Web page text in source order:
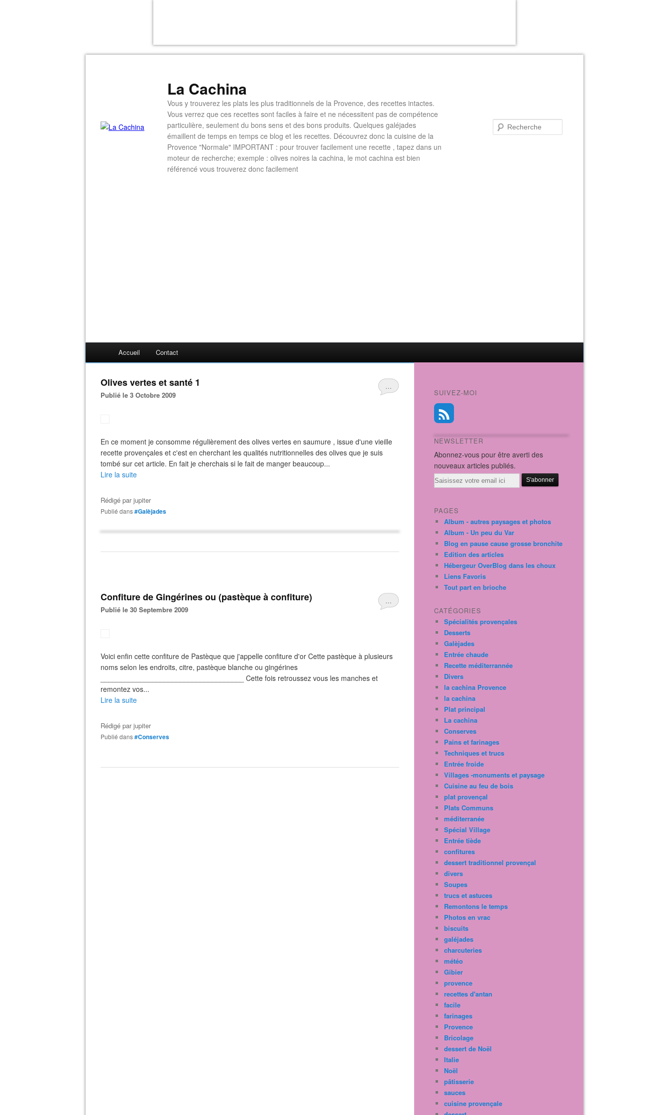
La Cachina
Vous y trouverez les plats les plus traditionnels de la Provence, des recettes intactes.
Vous verrez que ces recettes sont faciles à faire et ne nécessitent pas de compétence
particulière, seulement du bons sens et des bons produits. Quelques galéjades
émaillent de temps en temps ce blog et les recettes. Découvrez donc la cuisine de la
Provence "Normale" IMPORTANT : pour trouver facilement une recette , tapez dans un
moteur de recherche; exemple : olives noires la cachina, le mot cachina est bien
référencé vous trouverez donc facilement
Accueil Contact
…
Olives vertes et santé 1
Publié le 3 Octobre 2009
En ce moment je consomme régulièrement des olives vertes en saumure , issue d'une vieille
recette provençales et c'est en cherchant les qualités nutritionnelles des olives que je suis
tombé sur cet article. En fait je cherchais si le fait de manger beaucoup...
Lire la suite
Rédigé parjupiter
Publié dans#Galèjades
…
Confiture de Gingérines ou (pastèque à confiture)
Publié le 30 Septembre 2009
Voici enfin cette confiture de Pastèque que j'appelle confiture d'or Cette pastèque à plusieurs
noms selon les endroits, citre, pastèque blanche ou gingérines
____________________________________ Cette fois retroussez vous les manches et
remontez vos...
Lire la suite
Rédigé parjupiter
Publié dans#Conserves
SUIVEZ-MOI
NEWSLETTER
Abonnez-vous pour être averti des
nouveaux articles publiés.
Email
PAGES
Album - autres paysages et photos
Album - Un peu du Var
Blog en pause cause grosse bronchite
Edition des articles
Hébergeur OverBlog dans les choux
Liens Favoris
Tout part en brioche
CATÉGORIES
Spécialités provençales
Desserts
Galèjades
Entrée chaude
Recette méditerrannée
Divers
la cachina Provence
la cachina
Plat principal
La cachina
Conserves
Pains et farinages
Techniques et trucs
Entrée froide
Villages -monuments et paysage
Cuisine au feu de bois
plat provençal
Plats Communs
méditerranée
Spécial Village
Entrée tiède
confitures
dessert traditionnel provençal
divers
Soupes
trucs et astuces
Remontons le temps
Photos en vrac
biscuits
galéjades
charcuteries
météo
Gibier
provence
recettes d'antan
facile
farinages
Provence
Bricolage
dessert de Noël
Italie
Noël
pâtisserie
sauces
cuisine provençale